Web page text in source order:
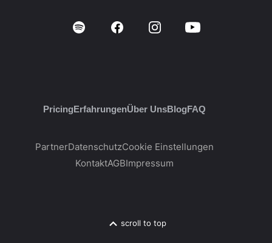
PricingErfahrungenÜber UnsBlogFAQ
PartnerDatenschutzCookie Einstellungen
KontaktAGBImpressum
scroll to top